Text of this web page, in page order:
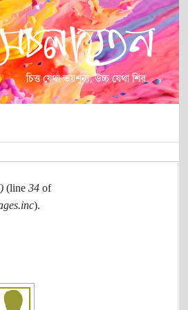
(line 34of
).